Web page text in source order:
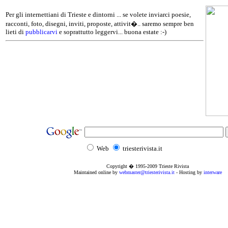
Per gli internettiani di Trieste e dintorni ... se volete inviarci poesie,
racconti, foto, disegni, inviti, proposte, attivit�.. saremo sempre ben
lieti di pubblicarvi e soprattutto leggervi... buona estate :-)
Web triesterivista.it
Copyright � 1995-2009 Trieste Rivista
Maintained online by webmaster@triesterivista.it- Hosting by interware